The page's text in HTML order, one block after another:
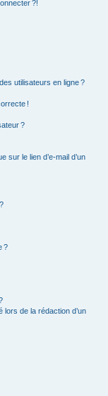
?!
utilisateurs en ligne ?
!
?
sur le lien d’e-mail d’un
?
lors de la rédaction d’un